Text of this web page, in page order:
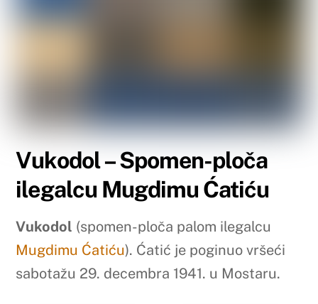
Vukodol – Spomen-ploča
ilegalcu Mugdimu Ćatiću
Vukodol (spomen-ploča palom ilegalcu
Mugdimu Ćatiću). Ćatić je poginuo vršeći
sabotažu 29. decembra 1941. u Mostaru.